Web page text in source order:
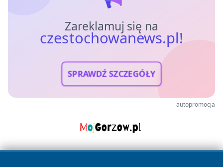
Zareklamuj się na
czestochowanews.pl!
SPRAWDŹ SZCZEGÓŁY
autopromocja